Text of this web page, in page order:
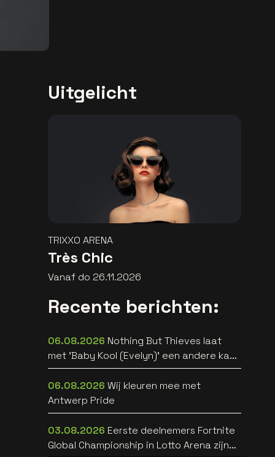
Uitgelicht
TRIXXO ARENA
Très Chic
Vanaf do 26.11.2026
Recente berichten:
06.08.2026 Nothing But Thieves laat
met 'Baby Kool (Evelyn)' een andere kant
van zich horen [video]
06.08.2026 Wij kleuren mee met
Antwerp Pride
03.08.2026 Eerste deelnemers Fortnite
Global Championship in Lotto Arena zijn